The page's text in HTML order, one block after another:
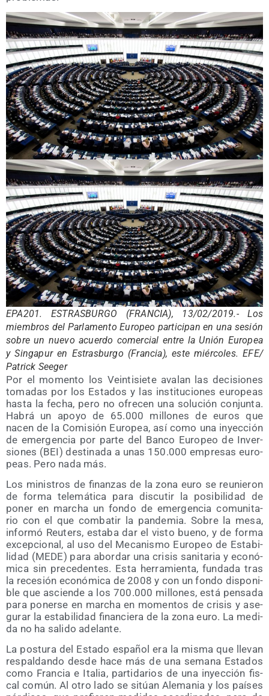
EPA201. ESTRASBURGO (FRANCIA), 13/​02/​2019.- Los
miem­bros del Par­la­men­to Euro­peo par­ti­ci­pan en una sesión
sobre un nue­vo acuer­do comer­cial entre la Unión Euro­pea
y Sin­ga­pur en Estras­bur­go (Fran­cia), este miér­co­les. EFE/​
Patrick Seeger
Por el momen­to los Vein­ti­sie­te ava­lan las deci­sio­nes
toma­das por los Esta­dos y las ins­ti­tu­cio­nes euro­peas
has­ta la fecha, pero no ofre­cen una solu­ción con­jun­ta.
Habrá un apo­yo de 65.000 millo­nes de euros que
nacen de la Comi­sión Euro­pea, así como una inyec­ción
de emer­gen­cia por par­te del Ban­co Euro­peo de Inver­
sio­nes (BEI) des­ti­na­da a unas 150.000 empre­sas euro­
peas. Pero nada más.
Los minis­tros de finan­zas de la zona euro se reu­nie­ron
de for­ma tele­má­ti­ca para dis­cu­tir la posi­bi­li­dad de
poner en mar­cha un fon­do de emer­gen­cia comu­ni­ta­
rio con el que com­ba­tir la pan­de­mia. Sobre la mesa,
infor­mó Reuters, esta­ba dar el vis­to bueno, y de for­ma
excep­cio­nal, al uso del Meca­nis­mo Euro­peo de Esta­bi­
li­dad (MEDE) para abor­dar una cri­sis sani­ta­ria y eco­nó­
mi­ca sin pre­ce­den­tes. Esta herra­mien­ta, fun­da­da tras
la rece­sión eco­nó­mi­ca de 2008 y con un fon­do dis­po­ni­
ble que ascien­de a los 700.000 millo­nes, está pen­sa­da
para poner­se en mar­cha en momen­tos de cri­sis y ase­
gu­rar la esta­bi­li­dad finan­cie­ra de la zona euro. La medi­
da no ha sali­do adelante.
La pos­tu­ra del Esta­do espa­ñol era la mis­ma que lle­van
res­pal­dan­do des­de hace más de una sema­na Esta­dos
como Fran­cia e Ita­lia, par­ti­da­rios de una inyec­ción fis­
cal común. Al otro lado se sitúan Ale­ma­nia y los paí­ses